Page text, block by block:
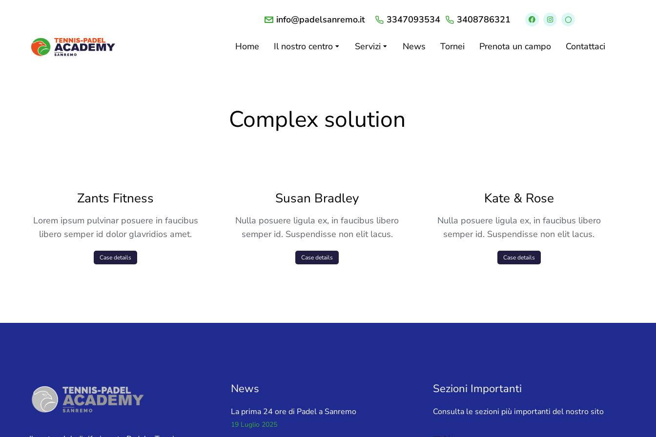
info@padelsanremo.it 3347093534 3408786321
Home Il nostro centro Servizi News Tornei Prenota un campo Contattaci
Complex solution
Zants Fitness
Lorem ipsum pulvinar posuere in faucibus
libero semper id dolor glavridios amet.
Case details
Susan Bradley
Nulla posuere ligula ex, in faucibus libero
semper id. Suspendisse non elit lacus.
Case details
Kate & Rose
Nulla posuere ligula ex, in faucibus libero
semper id. Suspendisse non elit lacus.
Case details
News
La prima 24 ore di Padel a Sanremo
19 Luglio 2025
Sezioni Importanti
Consulta le sezioni più importanti del nostro sito